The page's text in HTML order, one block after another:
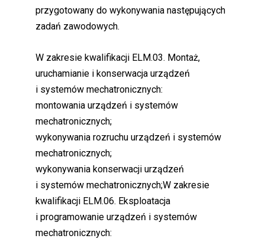
przygotowany do wykonywania następujących
zadań zawodowych.
W zakresie kwalifikacji ELM.03. Montaż,
uruchamianie i konserwacja urządzeń
i systemów mechatronicznych:
montowania urządzeń i systemów
mechatronicznych;
wykonywania rozruchu urządzeń i systemów
mechatronicznych;
wykonywania konserwacji urządzeń
i systemów mechatronicznych;W zakresie
kwalifikacji ELM.06. Eksploatacja
i programowanie urządzeń i systemów
mechatronicznych: